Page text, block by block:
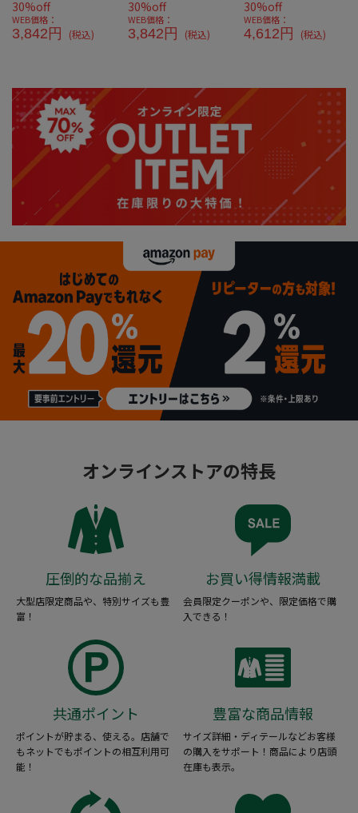
30%off
WEB価格：
3,842円 (税込)
ツ
30%off
WEB価格：
3,842円 (税込)
ツ
30%off
WEB価格：
4,612円 (税込)
オンラインストアの特長
圧倒的な品揃え
大型店限定商品や、特別サイズも豊
富！
お買い得情報満載
会員限定クーポンや、限定価格で購
入できる！
共通ポイント
ポイントが貯まる、使える。店舗で
もネットでもポイントの相互利用可
能！
豊富な商品情報
サイズ詳細・ディテールなどお客様
の購入をサポート！商品により店頭
在庫も表示。